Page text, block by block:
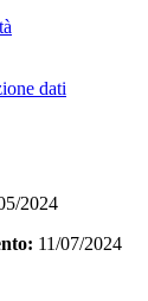
dati
2024
11/07/2024